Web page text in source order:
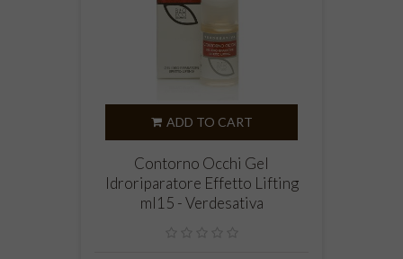
ADD TO CART
Contorno Occhi Gel
Idroriparatore Effetto Lifting
ml15 - Verdesativa